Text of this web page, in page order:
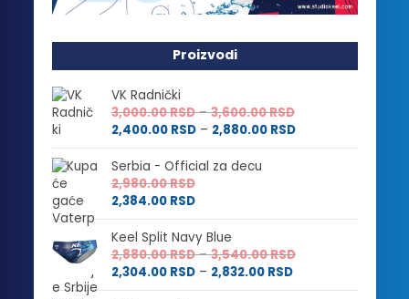
Proizvodi
VK Radnički
3,000.00RSD – 3,600.00RSDRaspon
cena:
od
2,400.00 RSD – 2,880.00 RSDRaspon
cena:
2,880.00 RSD
Serbia - Official za decu
2,980.00RSD
2,384.00 RSD
Keel Split Navy Blue
2,880.00RSD – 3,540.00RSDRaspon
od
2,304.00 RSD – 2,832.00 RSDRaspon
cena: